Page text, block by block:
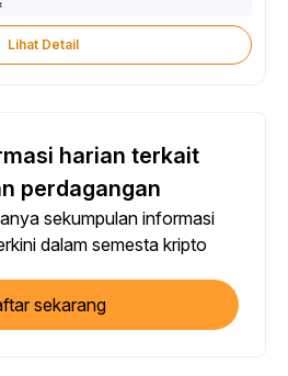
Lihat Detail
harian terkait
perdagangan
sekumpulan informasi
dalam semesta kripto
sekarang